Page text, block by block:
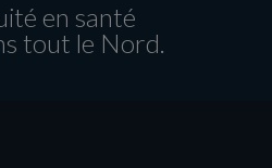
en santé
tout le Nord.